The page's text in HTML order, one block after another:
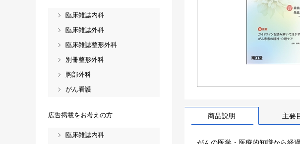
商品説明 主要
がんの医学・医療的知識から経
臨床雑誌内科
臨床雑誌外科
臨床雑誌整形外科
別冊整形外科
胸部外科
がん看護
広告掲載をお考えの方
臨床雑誌内科